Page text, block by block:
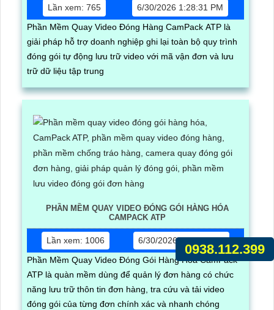
Lần xem: 765
6/30/2026 1:28:31 PM
Phần Mềm Quay Video Đóng Hàng CamPack ATP là
giải pháp hỗ trợ doanh nghiệp ghi lại toàn bộ quy trình
đóng gói tự động lưu trữ video với mã vận đơn và lưu
trữ dữ liệu tập trung
PHẦN MỀM QUAY VIDEO ĐÓNG GÓI HÀNG HÓA
CAMPACK ATP
Lần xem: 1006
6/30/2026 5:17:03 PM
Phần Mềm Quay Video Đóng Gói Hàng Hóa CamPack
ATP là quàn mềm dùng để quản lý đơn hàng có chức
năng lưu trữ thôn tin đơn hàng, tra cứu và tải video
đóng gói của từng đơn chính xác và nhanh chóng
0938.112.399